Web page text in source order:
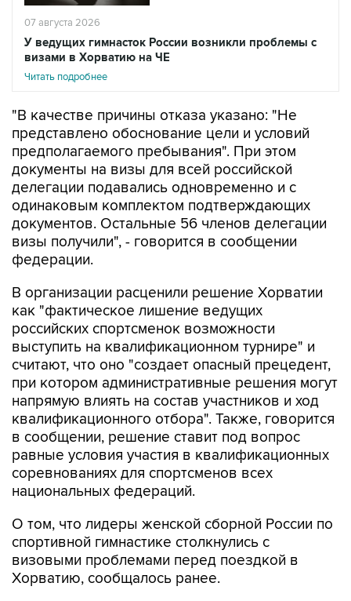
07 августа 2026
У ведущих гимнасток России возникли проблемы с
визами в Хорватию на ЧЕ
Читать подробнее
"В качестве причины отказа указано: "Не
представлено обоснование цели и условий
предполагаемого пребывания". При этом
документы на визы для всей российской
делегации подавались одновременно и с
одинаковым комплектом подтверждающих
документов. Остальные 56 членов делегации
визы получили", - говорится в сообщении
федерации.
В организации расценили решение Хорватии
как "фактическое лишение ведущих
российских спортсменок возможности
выступить на квалификационном турнире" и
считают, что оно "создает опасный прецедент,
при котором административные решения могут
напрямую влиять на состав участников и ход
квалификационного отбора". Также, говорится
в сообщении, решение ставит под вопрос
равные условия участия в квалификационных
соревнованиях для спортсменов всех
национальных федераций.
О том, что лидеры женской сборной России по
спортивной гимнастике столкнулись с
визовыми проблемами перед поездкой в
Хорватию, сообщалось ранее.